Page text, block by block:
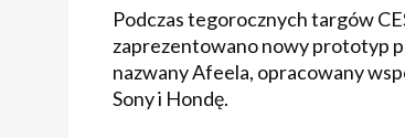
Podczas tegorocznych targów
zaprezentowano nowy prototyp
nazwany Afeela, opracowany
Sony i Hondę.